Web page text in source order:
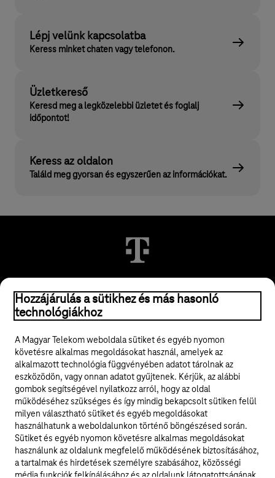
Lépj velünk kapcsolatba
Keress minket chaten vagy telefonon.
Üzletkereső
Keresd meg a legközelebbi üzletet és foglalj
időpontot!
Keress az oldalon
Találd meg gyorsan és egyszerűen az információkat.
© 2026 Magyar Telekom Nyrt.
ÁSZF
Adatvédelem
Felhívások
Közösségi média
Hozzájárulás a sütikhez és más hasonló
technológiákhoz
A Magyar Telekom weboldala sütiket és egyéb nyomon
követésre alkalmas megoldásokat használ, amelyek az
alkalmazott technológia függvényében adatot tárolnak az
eszközödön, vagy onnan adatot gyűjtenek. Kérjük, az alábbi
gombok segítségével nyilatkozz arról, hogy az oldal
működéséhez szükséges és így mindig bekapcsolt sütiken felül
milyen választható sütiket és egyéb megoldásokat
használhatunk a weboldalunkon történő böngészésed során.
Sütiket és egyéb nyomon követésre alkalmas megoldásokat
használunk az oldalunk megfelelő működésének biztosításához,
a tartalmak és hirdetések személyre szabásához, közösségi
média funkciók felkínálásához és az oldalunk látogatottságának